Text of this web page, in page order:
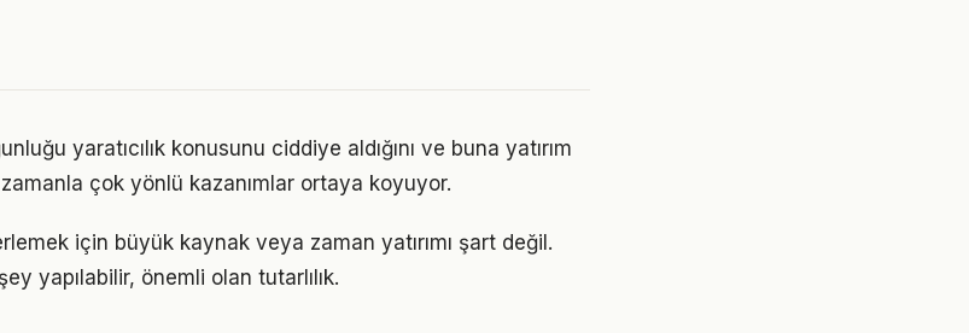
yaratıcılık konusunu ciddiye aldığını ve buna yatırım
zamanla çok yönlü kazanımlar ortaya koyuyor.
için büyük kaynak veya zaman yatırımı şart değil.
yapılabilir, önemli olan tutarlılık.